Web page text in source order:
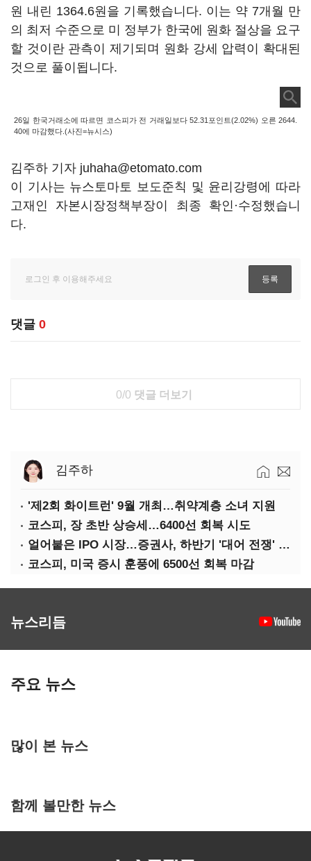
원 내린 1364.6원을 기록했습니다. 이는 약 7개월 만
의 최저 수준으로 미 정부가 한국에 원화 절상을 요구
할 것이란 관측이 제기되며 원화 강세 압력이 확대된
것으로 풀이됩니다.
26일 한국거래소에 따르면 코스피가 전 거래일보다 52.31포인트(2.02%) 오른 2644.
40에 마감했다.(사진=뉴시스)
김주하 기자 juhaha@etomato.com
이 기사는 뉴스토마토 보도준칙 및 윤리강령에 따라
고재인 자본시장정책부장이 최종 확인·수정했습니
다.
댓글 0
0/0 댓글 더보기
김주하
'제2회 화이트런' 9월 개최…취약계층 소녀 지원
코스피, 장 초반 상승세…6400선 회복 시도
얼어붙은 IPO 시장…증권사, 하반기 '대어 전쟁' 기대
코스피, 미국 증시 훈풍에 6500선 회복 마감
뉴스리듬
주요 뉴스
많이 본 뉴스
함께 볼만한 뉴스